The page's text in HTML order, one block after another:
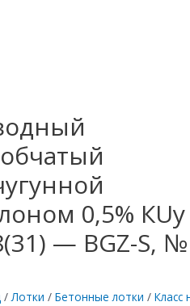
0,5% КUу
— BGZ-S, №
/Лотки / Бетонные лотки / Класс